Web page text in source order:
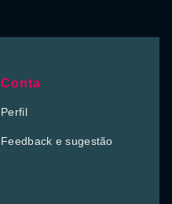
Conta
Perfil
Feedback e sugestão